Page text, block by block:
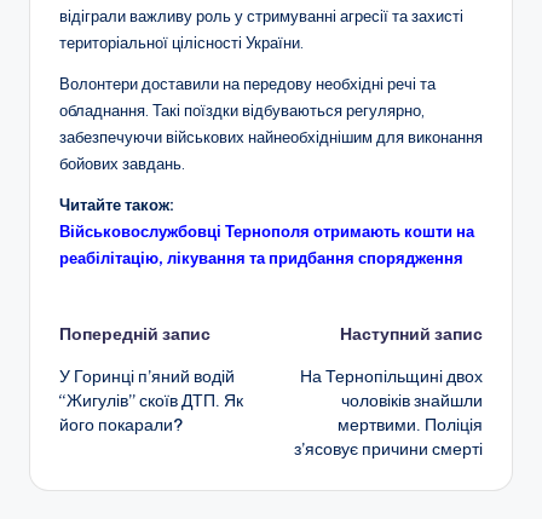
відіграли важливу роль у стримуванні агресії та захисті
територіальної цілісності України.
Волонтери доставили на передову необхідні речі та
обладнання. Такі поїздки відбуваються регулярно,
забезпечуючи військових найнеобхіднішим для виконання
бойових завдань.
Читайте також:
Військовослужбовці Тернополя отримають кошти на
реабілітацію, лікування та придбання спорядження
Навігація
по
запису
Попередній запис
У Горинці п’яний водій
“Жигулів” скоїв ДТП. Як
його покарали?
Наступний запис
На Тернопільщині двох
чоловіків знайшли
мертвими. Поліція
з’ясовує причини смерті